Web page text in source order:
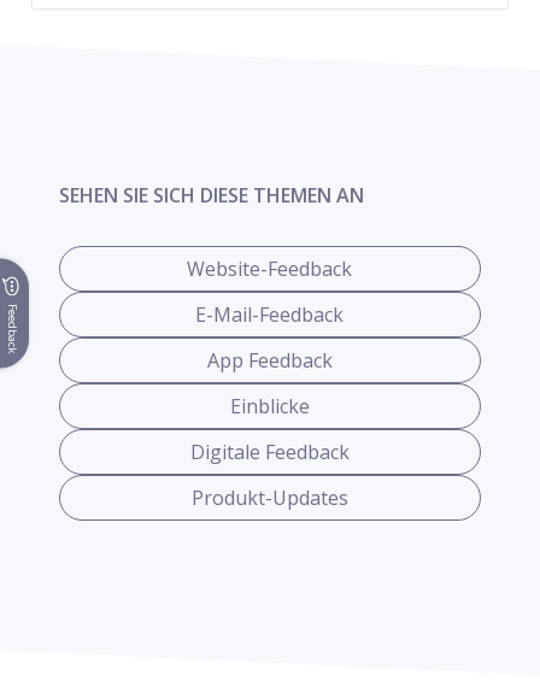
SEHEN SIE SICH DIESE THEMEN AN
Website-Feedback
E-Mail-Feedback
App Feedback
Einblicke
Digitale Feedback
Produkt-Updates
Feedback